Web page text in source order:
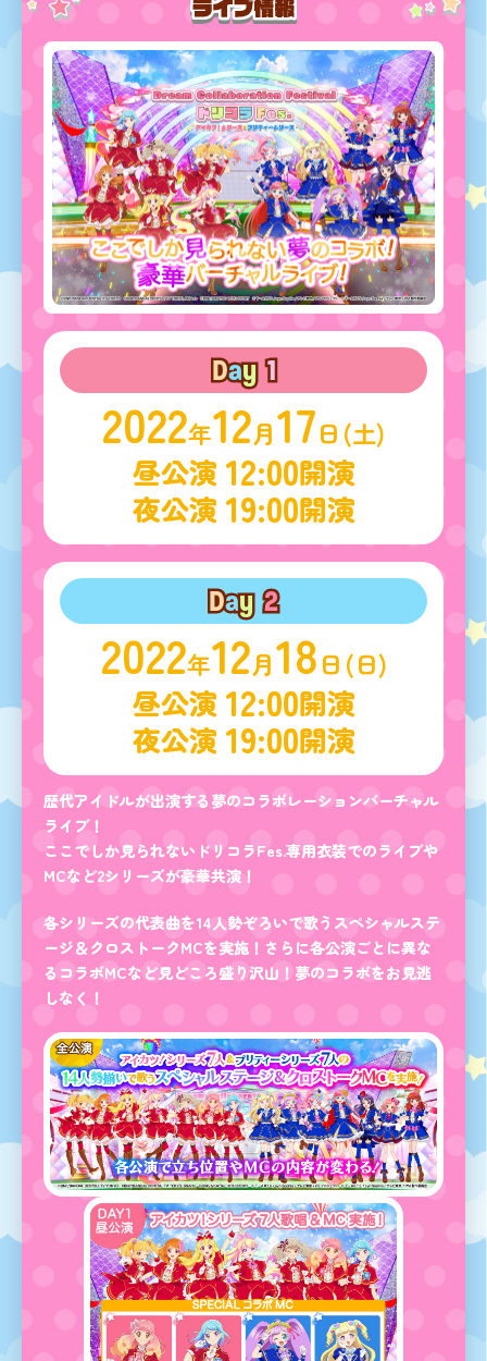
Day 1
2022年12月17日 (土)
昼公演 12:00開演
夜公演 19:00開演
Day 2
2022年12月18日 (日)
昼公演 12:00開演
夜公演 19:00開演
歴代アイドルが出演する夢のコラボレーションバーチャル
ライブ！
ここでしか見られないドリコラFes.専用衣装でのライブや
MCなど2シリーズが豪華共演！
各シリーズの代表曲を14人勢ぞろいで歌うスペシャルステ
ージ＆クロストークMCを実施！さらに各公演ごとに異な
るコラボMCなど見どころ盛り沢山！夢のコラボをお見逃
しなく！